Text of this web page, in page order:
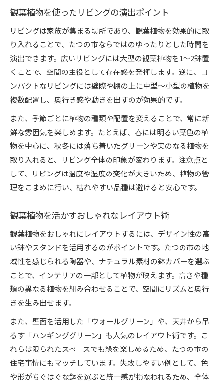
観葉植物を使ったリビングの演出ポイント
リビングは家族が集まる場所であり、観葉植物を効果的に取
り入れることで、たつの市ならではのゆったりとした時間を
演出できます。広いリビングには大型の観葉植物を1～2鉢置
くことで、空間の主役として存在感を発揮します。逆に、コ
ンパクトなリビングには壁際や棚の上に中型～小型の植物を
複数配置し、奥行き感や動きを出すのが効果的です。
また、季節ごとに植物の種類や配置を変えることで、常に新
鮮な雰囲気を楽しめます。たとえば、春には明るい葉色の植
物を中心に、秋冬には落ち着いたグリーンや実のなる植物を
取り入れると、リビング全体の印象が変わります。注意点と
して、リビングは温度や湿度の変化が大きいため、植物の管
理をこまめに行い、枯れやすい品種は避けると安心です。
観葉植物を活かすおしゃれなレイアウト術
観葉植物をおしゃれにレイアウトするには、デザイン性の高
い鉢やスタンドを活用するのがポイントです。たつの市の地
域性を感じられる陶器や、ナチュラル素材の鉢カバーを選ぶ
ことで、インテリアの一部として植物が映えます。高さや種
類の異なる植物を組み合わせることで、空間にリズムと奥行
きを生み出せます。
また、壁面を活用した「ウォールグリーン」や、天井から吊
るす「ハンギンググリーン」も人気のレイアウト術です。こ
れらは限られたスペースでも緑を楽しめるため、たつの市の
住宅事情にもマッチしています。失敗しやすい例として、色
や形がちぐはぐな鉢を選ぶと統一感が損なわれるため、全体